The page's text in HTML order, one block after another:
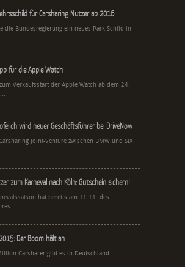
für Carsharing Nutzer ab 2016
die Bundesregierung ein neues Park-Schild in
für die Apple Watch
Verkaufsstart der Apple Watch ab dem 24.
wird neuer Geschäftsführer bei DriveNow
Joint-Venture zwischen BMW und SIXT
zum Karneval nach Köln: Gutschein sichern!
hat bereits am 11.11. des
Der Boom hält an
Carsharer gibt es in Deutschland.